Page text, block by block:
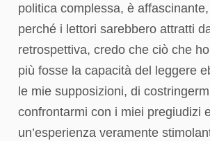
politica complessa, è
perché i lettori sarebbero attratti
retrospettiva, credo che ciò che
più fosse la capacità del leggere
le mie supposizioni, di
confrontarmi con i miei pregiudizi
un’esperienza veramente